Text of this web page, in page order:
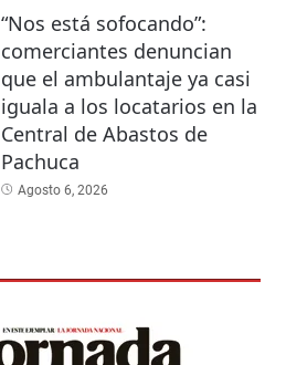
“Nos está sofocando”:
comerciantes denuncian
que el ambulantaje ya casi
iguala a los locatarios en la
Central de Abastos de
Pachuca
Agosto 6, 2026